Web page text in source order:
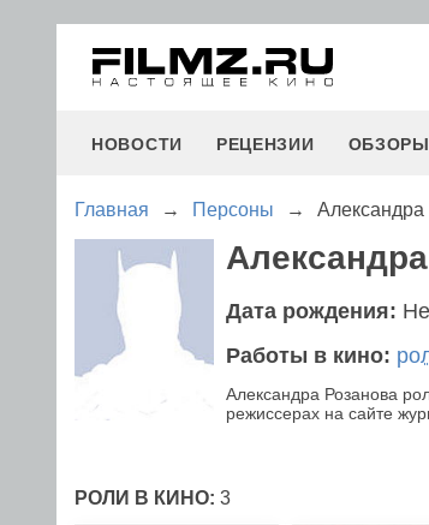
НОВОСТИ РЕЦЕНЗИИ
Главная → Персоны → Александра
Дата рождения:
Работы в кино:
Александра Розанова
режиссерах на сайте
РОЛИ В КИНО: 3